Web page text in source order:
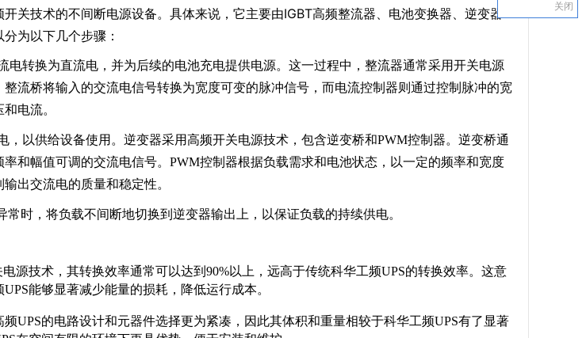
关技术的不间断电源设备。具体来说，它主要由IGBT高频整流器、电池变换器、逆变器
为以下几个步骤：
电转换为直流电，并为后续的电池充电提供电源。这一过程中，整流器通常采用开关电源
流桥将输入的交流电信号转换为宽度可变的脉冲信号，而电流控制器则通过控制脉冲的宽
电流。
，以供给设备使用。逆变器采用高频开关电源技术，包含逆变桥和PWM控制器。逆变桥通
和幅值可调的交流电信号。PWM控制器根据负载需求和电池状态，以一定的频率和宽度
出交流电的质量和稳定性。
常时，将负载不间断地切换到逆变器输出上，以保证负载的持续供电。
源技术，其转换效率通常可以达到90%以上，远高于传统科华工频UPS的转换效率。这意
能够显著减少能量的损耗，降低运行成本。
UPS的电路设计和元器件选择更为紧凑，因此其体积和重量相较于科华工频UPS有了显著
关闭